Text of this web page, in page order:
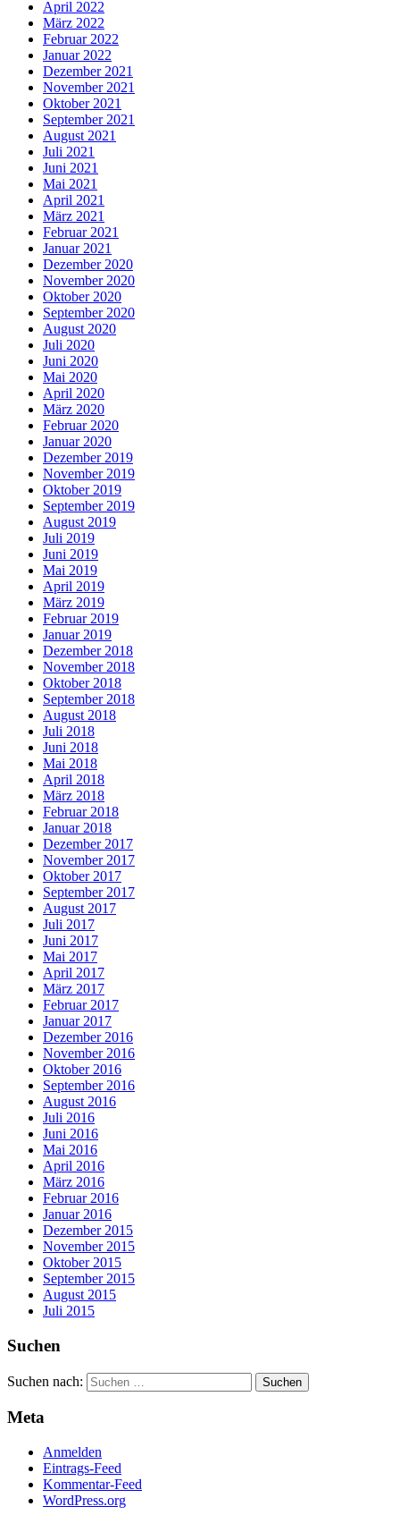
April 2022
März 2022
Februar 2022
Januar 2022
Dezember 2021
November 2021
Oktober 2021
September 2021
August 2021
Juli 2021
Juni 2021
Mai 2021
April 2021
März 2021
Februar 2021
Januar 2021
Dezember 2020
November 2020
Oktober 2020
September 2020
August 2020
Juli 2020
Juni 2020
Mai 2020
April 2020
März 2020
Februar 2020
Januar 2020
Dezember 2019
November 2019
Oktober 2019
September 2019
August 2019
Juli 2019
Juni 2019
Mai 2019
April 2019
März 2019
Februar 2019
Januar 2019
Dezember 2018
November 2018
Oktober 2018
September 2018
August 2018
Juli 2018
Juni 2018
Mai 2018
April 2018
März 2018
Februar 2018
Januar 2018
Dezember 2017
November 2017
Oktober 2017
September 2017
August 2017
Juli 2017
Juni 2017
Mai 2017
April 2017
März 2017
Februar 2017
Januar 2017
Dezember 2016
November 2016
Oktober 2016
September 2016
August 2016
Juli 2016
Juni 2016
Mai 2016
April 2016
März 2016
Februar 2016
Januar 2016
Dezember 2015
November 2015
Oktober 2015
September 2015
August 2015
Juli 2015
Suchen
Suchen nach:
Meta
Anmelden
Eintrags-Feed
Kommentar-Feed
WordPress.org